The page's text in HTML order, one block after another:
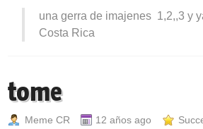
una gerra de imajenes 1,2,,3 y
Costa Rica
tome
Meme CR 12 años ago